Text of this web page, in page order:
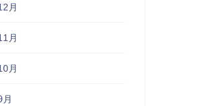
月
月
月